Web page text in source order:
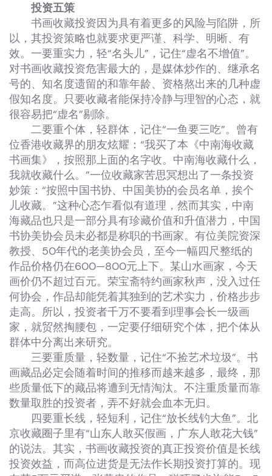
投资五策
书画收藏投资因为具有着更多的风险与陷阱，所
以，其投资策略也就要求更严谨、科学、明晰、有
效。一要重实力，轻“名头儿”，记住“虚名不增值”。
对书画收藏投资危害最大的，是媒体炒作的、继承名
号的、知名度遗留的和靠年龄、资格熬出来的几种虚
假知名度。只要收藏者能保持冷静与理智的心态，就
很容易把“虚名”剔除。
二要重个体，轻群体，记住“一鱼要三吃”。曾有
位香港收藏界的朋友炫耀：“我买了本《中南海收藏
书画集》，按照那上面的名字收。中南海收藏什么，
我就收藏什么。”一位收藏家苦思冥想出了一条投资
妙策：“按照中国书协、中国美协的会员名单，挨个
儿收藏。”这种心态乍看似有道理，然而其实，中南
海藏品也只是一部分具有珍藏价值和升值潜力，中国
书协美协会员未必都是称职的书画家。有位美院资深
教授、50年代的老美协会员，至今一幅四尺整纸的
作品价格仍在600—800元上下。某山水画家，今天
画价仍不超过百元。荣宝斋特约画家秋声，没入过任
何协会，作品却能凭着其独到的艺术实力，价格步步
走高。所以，投资者千万不要看到理事会长一级画
家，就贸然掏腰包，一定要仔细研究个体，把个体从
群体中分离出来研究。
三要重质量，轻数量，记住“不捡艺术垃圾”。书
画藏品必定会随着时间的推移而越来越多，最终，那
些质量低下的藏品将遭到无情淘汰。不注重质量而靠
数量取胜的投资者，弄不好就会血本无归。
四要重长线，轻短利，记住“放长线钓大鱼”。北
京收藏圈子里有“山东人敢买假画，广东人敢花大钱”
的说法。其实，书画收藏投资的真正投资价值是长线
投资效益，而高位进货是无法作长期投资打算的。现